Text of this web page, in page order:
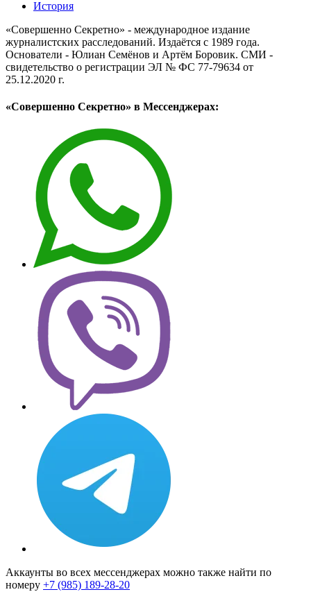
История
«Совершенно Секретно» - международное издание
журналистских расследований. Издаётся с 1989 года.
Основатели - Юлиан Семёнов и Артём Боровик. CМИ -
свидетельство о регистрации ЭЛ № ФС 77-79634 от
25.12.2020 г.
«Совершенно Секретно» в Мессенджерах:
Аккаунты во всех мессенджерах можно также найти по
номеру +7 (985) 189-28-20